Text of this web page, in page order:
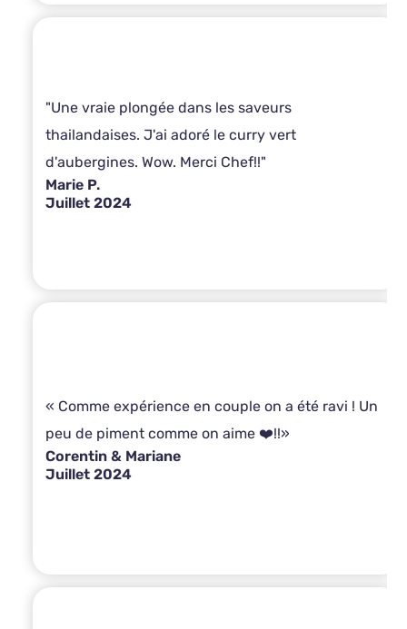
"Une vraie plongée dans les saveurs
thailandaises. J'ai adoré le curry vert
d'aubergines. Wow. Merci Chef!!"
Marie P.
Juillet 2024
« Comme expérience en couple on a été ravi ! Un
peu de piment comme on aime ❤️!!»
Corentin & Mariane
Juillet 2024